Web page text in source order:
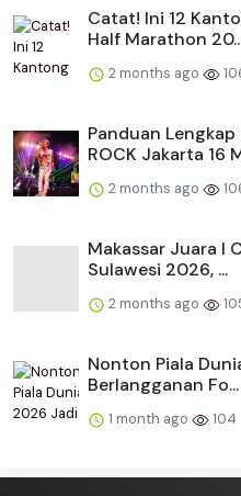
Catat! Ini 12
Half Marathon
2 months ago
Panduan
ROCK Jakarta 16
2 months ago
Makassar Juara I
Sulawesi 2026, ...
2 months ago
Nonton Piala
Berlangganan Fo...
1 month ago 104